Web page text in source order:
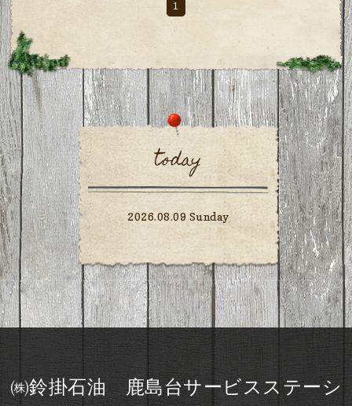
1
today
2026.08.09 Sunday
㈱鈴掛石油 鹿島台サービスステーシ